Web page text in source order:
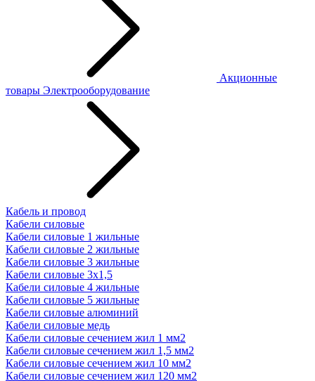
Акционные
товары Электрооборудование
Кабель и провод
Кабели силовые
Кабели силовые 1 жильные
Кабели силовые 2 жильные
Кабели силовые 3 жильные
Кабели силовые 3х1,5
Кабели силовые 4 жильные
Кабели силовые 5 жильные
Кабели силовые алюминий
Кабели силовые медь
Кабели силовые сечением жил 1 мм2
Кабели силовые сечением жил 1,5 мм2
Кабели силовые сечением жил 10 мм2
Кабели силовые сечением жил 120 мм2